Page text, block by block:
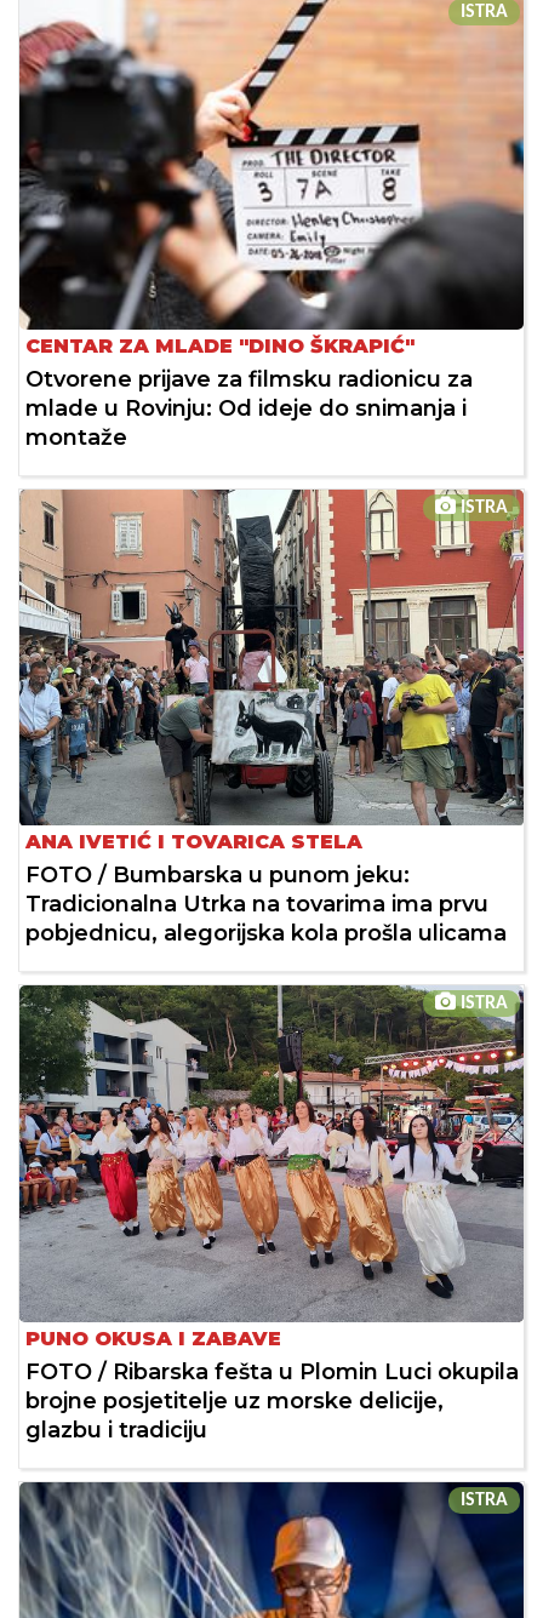
ISTRA
CENTAR ZA MLADE "DINO ŠKRAPIĆ"
Otvorene prijave za filmsku radionicu za
mlade u Rovinju: Od ideje do snimanja i
montaže
ISTRA
ANA IVETIĆ I TOVARICA STELA
FOTO / Bumbarska u punom jeku:
Tradicionalna Utrka na tovarima ima prvu
pobjednicu, alegorijska kola prošla ulicama
ISTRA
PUNO OKUSA I ZABAVE
FOTO / Ribarska fešta u Plomin Luci okupila
brojne posjetitelje uz morske delicije,
glazbu i tradiciju
ISTRA